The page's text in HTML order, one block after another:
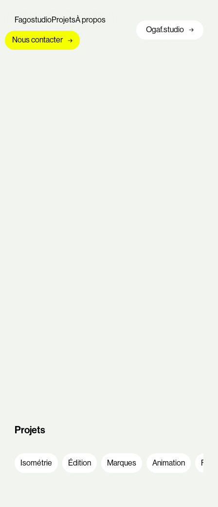
FagostudioProjetsÀ propos
Nous contacter
Ogaf.studio
Fago est
Projets
Isométrie Édition Marques Animation